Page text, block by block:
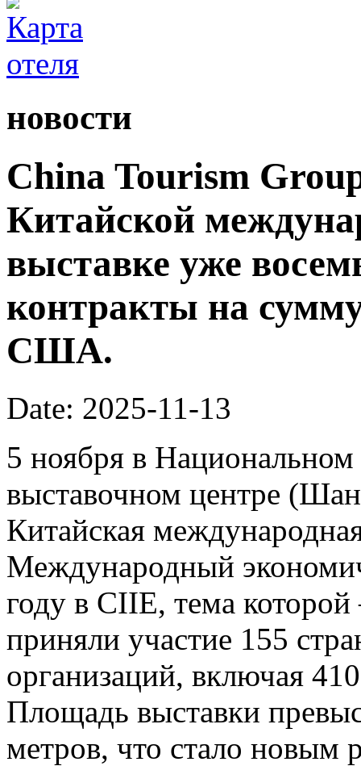
новости
China Tourism
Китайской
выставке уже
контракты на
США.
Date: 2025-11-13
5 ноября в
выставочном центре
Китайская
Международный
году в CIIE, тема
приняли участие 155
организаций, включая
Площадь выставки
метров, что стало новым